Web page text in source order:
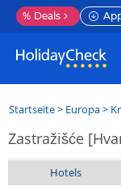
% Deals
Startseite> Europa>
Zastražišće
Hotels